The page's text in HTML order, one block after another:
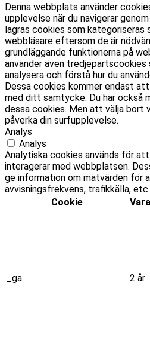
Denna webbplats använder
upplevelse när du navigerar
lagras cookies som kategoriseras
webbläsare eftersom de är
grundläggande funktionerna på
använder även
analysera och förstå hur du
Dessa cookies kommer endast
med ditt samtycke. Du har också
dessa cookies. Men att välja bort
påverka din surfupplevelse.
Analys
Analys
Analytiska cookies används för
interagerar med webbplatsen.
ge information om mätvärden för
avvisningsfrekvens, trafikkälla, etc.
Cookie
_ga 2 år